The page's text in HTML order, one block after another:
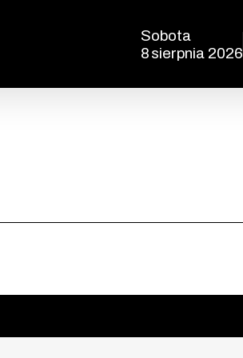
Sobota
8sierpnia 2026
godzina 13:30